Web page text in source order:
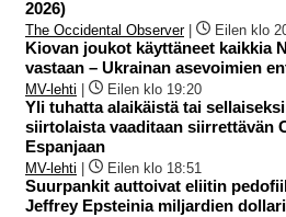
2026)
The Occidental Observer| Eilen klo
Kiovan joukot käyttäneet kaikkia
vastaan – Ukrainan asevoimien
MV-lehti | Eilen klo 19:20
Yli tuhatta alaikäistä tai
siirtolaista vaaditaan siirrettävän
Espanjaan
MV-lehti | Eilen klo 18:51
Suurpankit auttoivat eliitin
Jeffrey Epsteinia miljardien